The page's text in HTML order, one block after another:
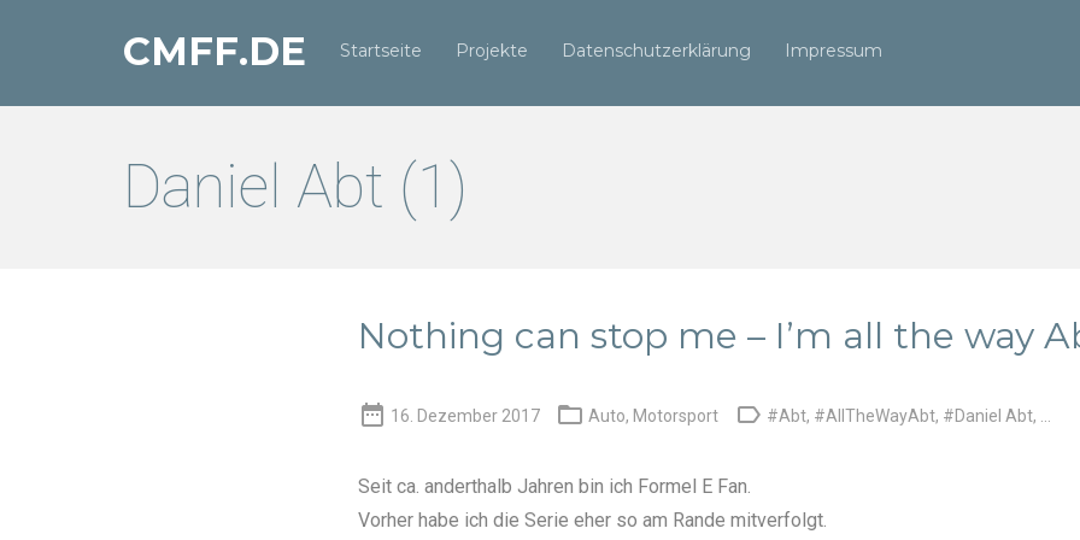
CMFF.DE Startseite Projekte Datenschutzerklärung Impressum
Daniel Abt (1)
Nothing can stop me – I’m all the way
 16. Dezember 2017  Auto, Motorsport  #Abt, #AllTheWayAbt, #Daniel Abt, ...
Seit ca. anderthalb Jahren bin ich Formel E Fan.
Vorher habe ich die Serie eher so am Rande mitverfolgt.